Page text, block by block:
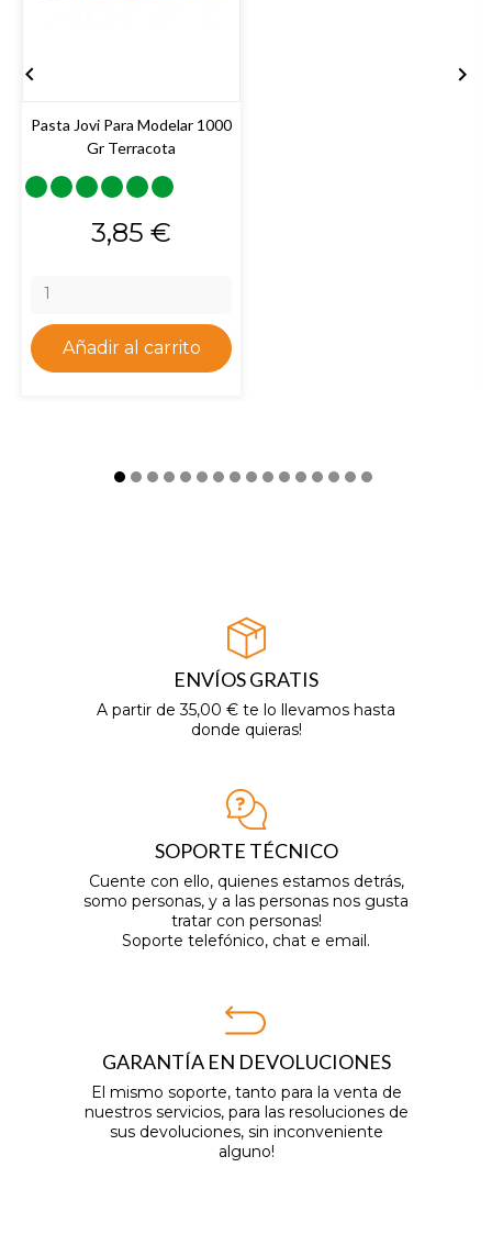
Pasta Jovi Para Modelar 1000
Gr Terracota
Precio
3,85 €
Añadir al carrito
 
ENVÍOS GRATIS
A partir de 35,00 € te lo llevamos hasta
donde quieras!
SOPORTE TÉCNICO
Cuente con ello, quienes estamos detrás,
somo personas, y a las personas nos gusta
tratar con personas!
Soporte telefónico, chat e email.
GARANTÍA EN DEVOLUCIONES
El mismo soporte, tanto para la venta de
nuestros servicios, para las resoluciones de
sus devoluciones, sin inconveniente
alguno!